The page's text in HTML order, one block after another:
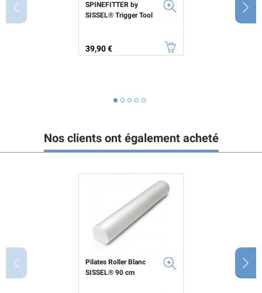
SPINEFITTER by
SISSEL® Trigger Tool
Prix
39,90 €
Nos clients ont également acheté
Pilates Roller Blanc
SISSEL® 90 cm